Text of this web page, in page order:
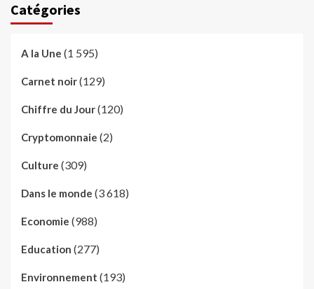
Catégories
A la Une (1 595)
Carnet noir(129)
Chiffre du Jour(120)
Cryptomonnaie (2)
Culture (309)
Dans le monde (3 618)
Economie (988)
Education (277)
Environnement (193)